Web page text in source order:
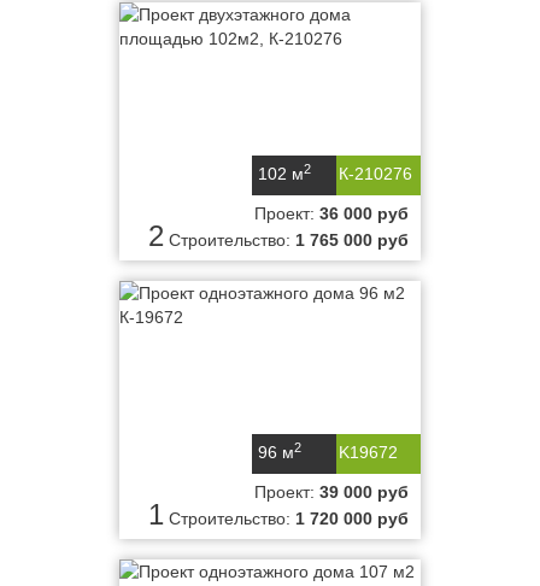
К-210276
102 м2
2
Проект: 36 000 руб
Строительство: 1 765 000 руб
K19672
96 м2
1
Проект: 39 000 руб
Строительство: 1 720 000 руб